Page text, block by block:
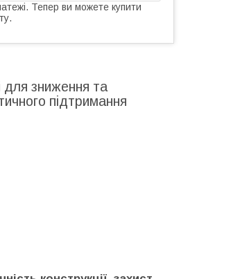
Тепер ви можете купити
для зниження та
підтримання